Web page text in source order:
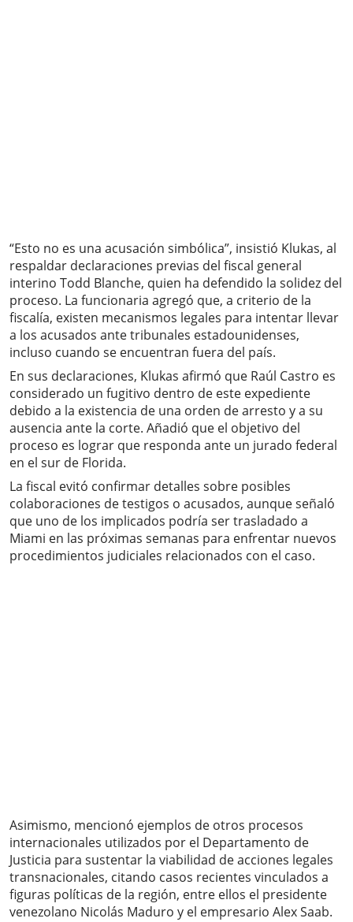
“Esto no es una acusación simbólica”, insistió Klukas, al
respaldar declaraciones previas del fiscal general
interino Todd Blanche, quien ha defendido la solidez del
proceso. La funcionaria agregó que, a criterio de la
fiscalía, existen mecanismos legales para intentar llevar
a los acusados ante tribunales estadounidenses,
incluso cuando se encuentran fuera del país.
En sus declaraciones, Klukas afirmó que Raúl Castro es
considerado un fugitivo dentro de este expediente
debido a la existencia de una orden de arresto y a su
ausencia ante la corte. Añadió que el objetivo del
proceso es lograr que responda ante un jurado federal
en el sur de Florida.
La fiscal evitó confirmar detalles sobre posibles
colaboraciones de testigos o acusados, aunque señaló
que uno de los implicados podría ser trasladado a
Miami en las próximas semanas para enfrentar nuevos
procedimientos judiciales relacionados con el caso.
Asimismo, mencionó ejemplos de otros procesos
internacionales utilizados por el Departamento de
Justicia para sustentar la viabilidad de acciones legales
transnacionales, citando casos recientes vinculados a
figuras políticas de la región, entre ellos el presidente
venezolano Nicolás Maduro y el empresario Alex Saab.